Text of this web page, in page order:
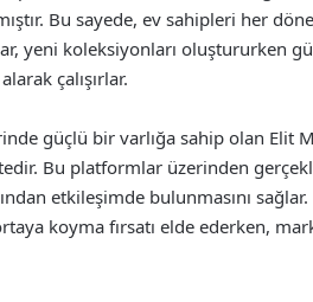
Bu sayede, ev sahipleri her
yeni koleksiyonları oluştururken
çalışırlar.
güçlü bir varlığa sahip olan Elit
Bu platformlar üzerinden
etkileşimde bulunmasını
koyma fırsatı elde ederken,